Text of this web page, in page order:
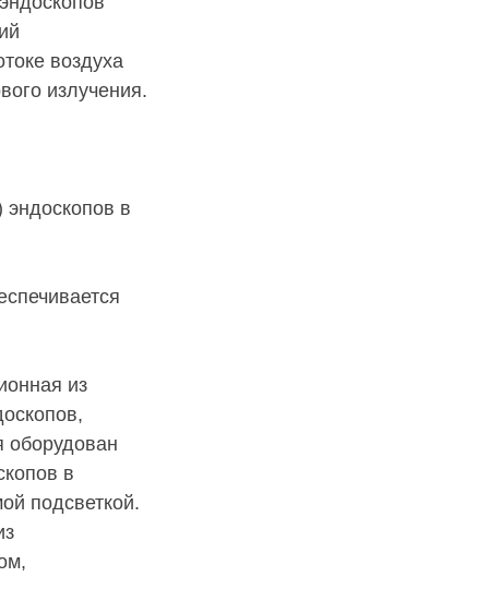
воздуха
излучения.
эндоскопов в
из
оборудован
в
подсветкой.